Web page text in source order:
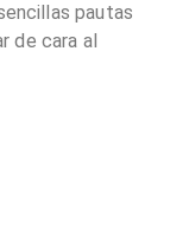
pautas
de cara al